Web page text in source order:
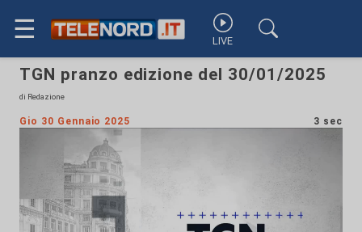
☰ LIVE
TGN pranzo edizione del 30/01/2025
di Redazione
Gio 30 Gennaio 2025 3 sec